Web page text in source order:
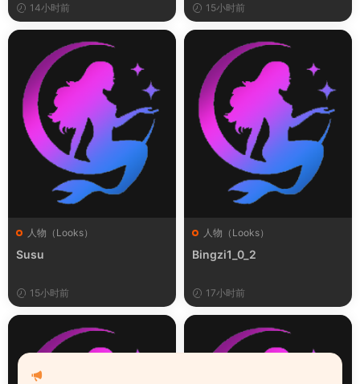
14小时前 15小时前
人物（Looks）
Susu
15小时前
人物（Looks）
Bingzi1_0_2
17小时前